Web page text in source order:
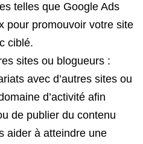
telles que Google Ads
pour promouvoir votre site
ciblé.
sites ou blogueurs :
avec d’autres sites ou
d’activité afin
de publier du contenu
aider à atteindre une